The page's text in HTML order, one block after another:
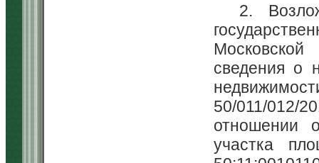
2.
сведения о
50/011/012/
отношении
участка